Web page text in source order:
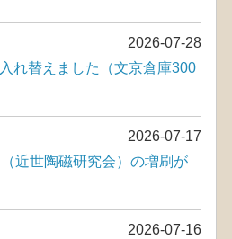
2026-07-28
れ替えました（文京倉庫300
2026-07-17
近世陶磁研究会）の増刷が
2026-07-16